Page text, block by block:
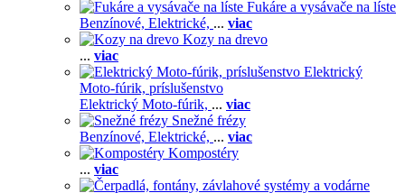
Fukáre a vysávače na líste
Benzínové, Elektrické, ... viac
Kozy na drevo
... viac
Elektrický
Moto-fúrik, príslušenstvo
Elektrický Moto-fúrik, ... viac
Snežné frézy
Benzínové, Elektrické, ... viac
Kompostéry
... viac